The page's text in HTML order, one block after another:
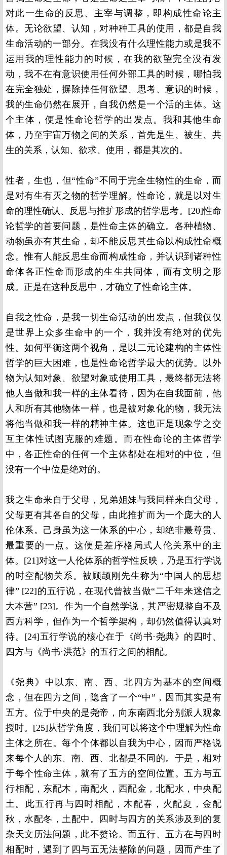
对此一生命的反思、主宰与调整，即构成性命论主
体。无论欲望、认知，对种种工具的使用，都是自我
生命活动的一部分。在我没有什么理性能力或是我不
运用我的理性能力的时候，在我的欲望完全没有发
动，我不在有意识使用任何外部工具的时候，哪怕我
在完全独处，摒除掉任何欲望、思考、意识的时候，
我的生命仍然在展开，自我仍然是一个活的主体。这
个主体，便是性命论哲学的出发点。我和其他生命
体，乃至宇宙万物之间的关系，首先是生、被生、共
生的关系，认知、欲求、使用，都是其次的。
性者，生也，但“性命”不同于完全生物性的生命，而
是对有生有灭之物的哲学理解。性命论，就是以对生
命的理性确认、反思与推扩形成的哲学思考。[20]性命
论哲学的首要问题，是性命主体的确立。各种植物、
动物虽亦有其生命，却不能反思其生命以构成性命概
念。惟有人能反思生命而构成性命，并认识到诸种性
命体各正性命而形成的生生共同体，而有文明之形
成。正是在这种反思中，才确立了性命论主体。
自我之性命，是我一切生命活动的出发点，但我仅仅
是世界上众多生命中的一个，我并没有绝对的优先
性。如何平衡这两个视角，是以二元论建构的主体性
哲学的巨大困难，也是性命论哲学最大的优势。以外
物为认知对象、欲望对象或使用工具，最终都无法将
他人当做和我一样的主体看待，因为在自我面前，他
人和所有其他物体一样，也是被对象化的物，我无法
将他当做和我一样的精神主体。这也正是现象学之交
互主体性试图克服的难题。而在性命论的主体哲学
中，各正性命的任何一个主体都处在相对的中位，但
没有一个中位是绝对的。
我之生命来自于父母，兄弟姐妹与我同样来自父母，
父母更有其各自的父母，由此推扩而为一个庞大的人
伦体系。己身虽为这一体系的中心，却绝非最尊贵、
最重要的一点。这便是差序格局式人伦关系中的主
体。[21]对这一人伦体系的哲学性反映，乃是五行学说
的时空配物关系。被顾颉刚先生称为“中国人的思想
律” [22]的五行说，在现代曾被当做“二千年来迷信之
大本营” [23]。作为一个自然学说，其严密规整自不及
西方科学，但作为一个哲学架构，却仍然值得认真对
待。[24]五行学说的核心在于《尚书·尧典》的四时、
四方与《尚书·洪范》的五行之间的相配。
《尧典》中以东、南、西、北四方为基本的空间概
念，但在四方之间，隐含了一个“中”，因而其实是有
五方。位于中央的是尧帝，向东南西北分别派人观象
授时。[25]从哲学角度，我们可以将这个中理解为性命
主体之所在。每个个体都以自我为中心，因而严格说
来每个人的东、南、西、北都是不同的。于是，相对
于每个性命主体，就有了五方的空间位置。五方与五
行相配，东配木，南配火，西配金，北配水，中央配
土。此五行再与四时相配，木配春，火配夏，金配
秋，水配冬，土配中。四时与四方的关系涉及到的复
杂天文历法问题，此不赘论。而五行、五方在与四时
相配时，遇到了四与五无法整除的问题，因而产生了